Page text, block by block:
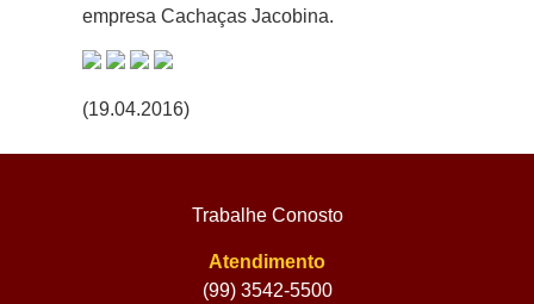
empresa Cachaças Jacobina.
(19.04.2016)
Trabalhe Conosto
Atendimento
(99) 3542-5500